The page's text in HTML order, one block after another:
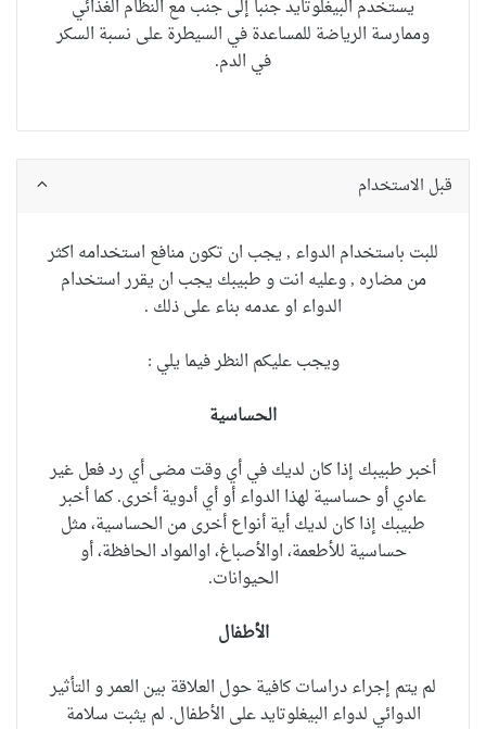
يستخدم البيغلوتايدجنبا إلى جنب مع النظام الغذائي
وممارسة الرياضة للمساعدة في السيطرة على نسبة السكر
في الدم.
قبل الاستخدام
للبت باستخدام الدواء , يجب ان تكون منافع استخدامه اكثر
من مضاره , وعليه انت و طبيبك يجب ان يقرر استخدام
الدواء او عدمه بناء على ذلك .
ويجب عليكم النظر فيما يلي :
الحساسية
أخبر طبيبك إذا كان لديك في أي وقت مضى أي رد فعل غير
عادي أو حساسية لهذا الدواء أو أي أدوية أخرى.كما أخبر
طبيبك إذا كان لديك أية أنواع أخرى من الحساسية، مثل
حساسية للأطعمة، اوالأصباغ، اوالمواد الحافظة، أو
الحيوانات.
الأطفال
لم يتم إجراءدراسات كافية حول العلاقة بين العمر و التأثير
الدوائي لدواء البيغلوتايدعلى الأطفال. لم يثبت سلامة